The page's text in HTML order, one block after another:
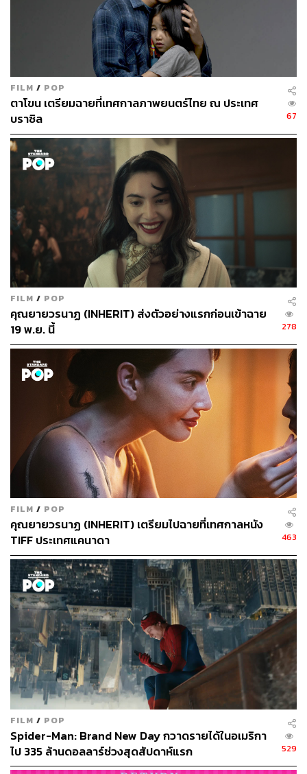
นำทีมนักแสดงโดย ก๊อต-จิรายุ ตันตระกูล ที่ยังเดินหน้ารับงาน
แสดงในบทบาทหนักๆ อย่างต่อเนื่อง หลังจากภาพยนตร์
เพิ่งลาจอไปไม่นาน คราวนี้ก๊อตต้องลงทุนลด
น้ำหนักและฝึกสร้างภูมิหลังของตัวละครมานพวันละ 4-6
ชั่วโมงเป็นเวลากว่า 1 เดือน ในการเข้าถึงความเป็นมนุษย์ใน
สภาวะถูกกดดันอย่างหนักให้ได้มากที่สุดเพื่อส่งข้อความบอก
สังคมผ่านตัวละครว่า
“คนเราต้องมองให้รอบด้าน อย่าเห็นแต่มุมของตัวเอง เพื่อ
ดึงสติก่อนที่จะทำอะไร จะเห็นว่าสุดท้ายการตัดสินใจของตัว
ละครก็ไม่ใช่สิ่งที่ดีที่สุด แต่มันทำไปด้วยความอาฆาต ซึ่งการ
ทำให้ปมหนาขึ้นทุกวัน”
คืนยุติ-ธรรมยังได้ ปูเป้-รามาวดี นาคฉัตรีย์ นัก
แสดงสาวมากความสามารถที่เราคุ้นเคยกันในจอโทรทัศน์
มาพลิกบทบาทรับเล่นภาพยนตร์เป็นครั้งแรกในชีวิต
รวมทั้งเรื่องที่เซอร์ไพรส์คนดูมากๆ คือการได้ ‘ซูโม่กิ๊ก’ พิธีกร
อารมณ์ดีจากรายการ กิ๊กดู๋ สงครามเพลง
ที่ห่างหายจาก
จอภาพยนตร์ไปตั้งแต่ปี 2559 มารับบทเป็น สิทธิชน ชายผู้ที่
ทำทุกอย่างเพื่อผลประโยชน์ของตัวเอง ที่แสดงความคิดเห็น
ถึงเรื่องนี้ไว้อย่างน่าสนใจว่า
“ภาพยนตร์เรื่องนี้ดูแรง ไม่ได้โลกสวย ตอบโจทย์ดาร์กไซด์
ของคน หลายๆ คนอาจรู้สึกว่าเคยไม่ได้รับความยุติธรรม
ความยุติธรรมมันมีนะ แต่อยู่ฝั่งใครล่ะ ตัวละครสิทธิชนก็บอก
นะว่าความยุติธรรมซื้อหาได้ เขาสามารถซื้อทนายที่ดีกว่าได้
กฎของโลกใบนี้มันเป็นแบบนี้ไม่ใช่เหรอ
“สิ่งที่ยุติธรรมจริงๆ คือกฎของธรรมชาติ สัตว์อยู่เป็นฝูง ใคร
กัดเก่งกว่าก็เป็นจ่าฝูง กฎของฝูงลิง ใครสร้างสัมพันธ์ดีกว่าก็
เป็นจ่าฝูง มนุษย์ต่างหากที่สร้างกฎเกณฑ์ขึ้นมา ไม่ยอมอยู่ใน
กฎธรรมชาติ
“ในเรื่องคืนยุติ-ธรรม ถ้าคุณเป็นมานพ อยากตัดสินความ
ยุติธรรมด้วยตัวคุณเอง คุณพร้อมจะเจอในสิ่งที่ต้องเผชิญไหม
ทุกอย่างอยู่ที่ว่าเราเลือกจะเป็นอะไร”
FILM / POP
ตาโขน เตรียมฉายที่เทศกาลภาพยนตร์ไทย ณ ประเทศ
บราซิล
67
FILM / POP
คุณยายวรนาฏ (INHERIT) ส่งตัวอย่างแรกก่อนเข้าฉาย
19 พ.ย. นี้
278
FILM / POP
คุณยายวรนาฏ (INHERIT) เตรียมไปฉายที่เทศกาลหนัง
TIFF ประเทศแคนาดา
463
FILM / POP
Spider-Man: Brand New Day กวาดรายได้ในอเมริกา
ไป 335 ล้านดอลลาร์ช่วงสุดสัปดาห์แรก
529